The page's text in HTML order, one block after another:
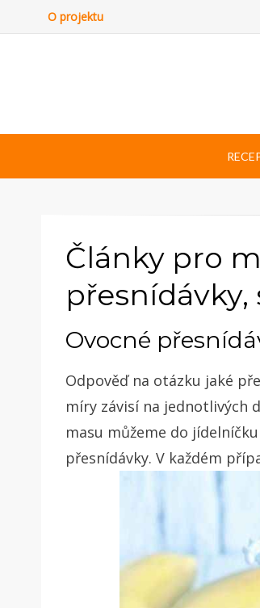
O projektu
Články pro
Ovocné
Odpověď na otázku jaké
míry závisí na jednotlivých
masu můžeme do
přesnídávky. V každém